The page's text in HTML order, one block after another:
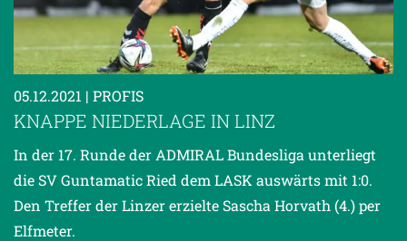
05.12.2021 | PROFIS
KNAPPE NIEDERLAGE IN LINZ
In der 17. Runde der ADMIRAL Bundesliga unterliegt
die SV Guntamatic Ried dem LASK auswärts mit 1:0.
Den Treffer der Linzer erzielte Sascha Horvath (4.) per
Elfmeter.